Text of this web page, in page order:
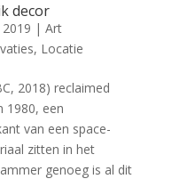
decor
| Art
, Locatie
2018) reclaimed
1980, een
van een space-
zitten in het
genoeg is al dit